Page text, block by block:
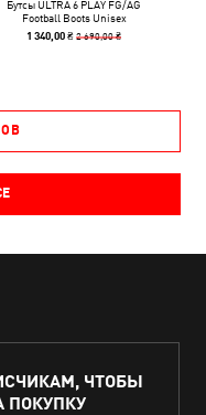
Бутсы ULTRA 6 PLAY FG/AG
Football Boots Unisex
1 340,00 ₴2 690,00 ₴
ЧТОБЫ
ПОКУПКУ